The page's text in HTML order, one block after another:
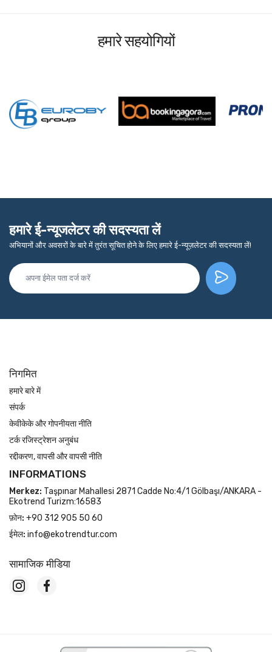
हमारे सहयोगियों
हमारे ई-न्यूजलेटर की सदस्यता लें
अभियानों और अवसरों के बारे में तुरंत सूचित होने के लिए हमारे ई-न्यूज़लेटर की सदस्यता लें!
निगमित
हमारे बारे में
संपर्क
केवीकेके और गोपनीयता नीति
टर्क रजिस्ट्रेशन अनुबंध
रद्दीकरण, वापसी और वापसी नीति
INFORMATIONS
Merkez: Taşpınar Mahallesi 2871 Cadde No:4/1 Gölbaşı/ANKARA -
Ekotrend Turizm:16583
फ़ोन: +90 312 905 50 60
ईमेल: info@ekotrendtur.com
सामाजिक मीडिया